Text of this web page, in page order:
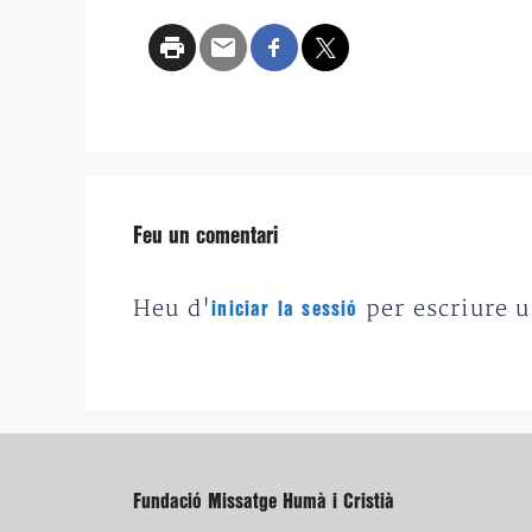
Feu un comentari
Heu d'iniciar la sessió per escriure
Fundació Missatge Humà i Cristià